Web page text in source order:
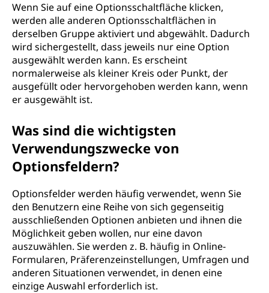
Wenn Sie auf eine Optionsschaltfläche klicken,
werden alle anderen Optionsschaltflächen in
derselben Gruppe aktiviert und abgewählt. Dadurch
wird sichergestellt, dass jeweils nur eine Option
ausgewählt werden kann. Es erscheint
normalerweise als kleiner Kreis oder Punkt, der
ausgefüllt oder hervorgehoben werden kann, wenn
er ausgewählt ist.
Was sind die wichtigsten
Verwendungszwecke von
Optionsfeldern?
Optionsfelder werden häufig verwendet, wenn Sie
den Benutzern eine Reihe von sich gegenseitig
ausschließenden Optionen anbieten und ihnen die
Möglichkeit geben wollen, nur eine davon
auszuwählen. Sie werden z. B. häufig in Online-
Formularen, Präferenzeinstellungen, Umfragen und
anderen Situationen verwendet, in denen eine
einzige Auswahl erforderlich ist.